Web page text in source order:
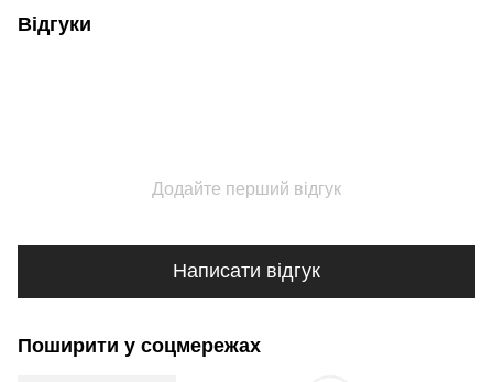
Відгуки
Додайте перший відгук
Написати відгук
Поширити у соцмережах